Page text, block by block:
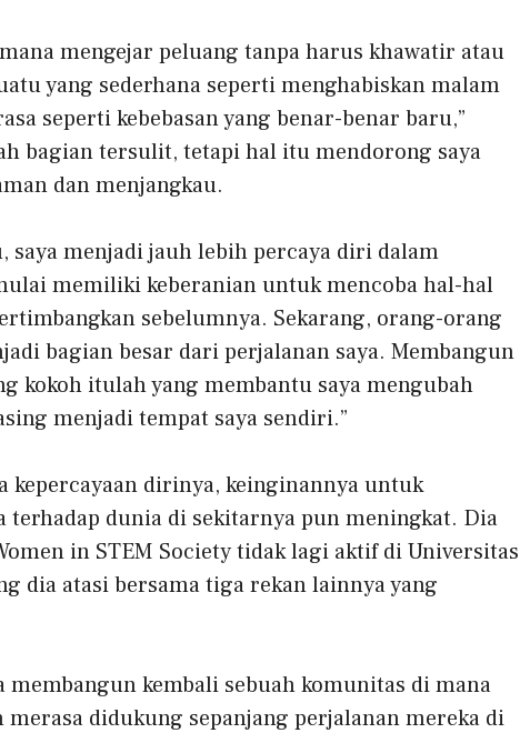
mengejar peluang tanpa harus khawatir atau
yang sederhana seperti menghabiskan malam
seperti kebebasan yang benar-benar baru,”
bagian tersulit, tetapi hal itu mendorong saya
dan menjangkau.
saya menjadi jauh lebih percaya diri dalam
memiliki keberanian untuk mencoba hal-hal
sebelumnya. Sekarang, orang-orang
bagian besar dari perjalanan saya. Membangun
kokoh itulah yang membantu saya mengubah
menjadi tempat saya sendiri.”
kepercayaan dirinya, keinginannya untuk
terhadap dunia di sekitarnya pun meningkat. Dia
in STEM Society tidak lagi aktif di Universitas
dia atasi bersama tiga rekan lainnya yang
membangun kembali sebuah komunitas di mana
merasa didukung sepanjang perjalanan mereka di